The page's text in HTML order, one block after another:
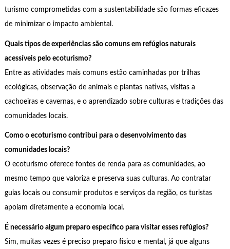
turismo comprometidas com a sustentabilidade são formas eficazes
de minimizar o impacto ambiental.
Quais tipos de experiências são comuns em refúgios naturais
acessíveis pelo ecoturismo?
Entre as atividades mais comuns estão caminhadas por trilhas
ecológicas, observação de animais e plantas nativas, visitas a
cachoeiras e cavernas, e o aprendizado sobre culturas e tradições das
comunidades locais.
Como o ecoturismo contribui para o desenvolvimento das
comunidades locais?
O ecoturismo oferece fontes de renda para as comunidades, ao
mesmo tempo que valoriza e preserva suas culturas. Ao contratar
guias locais ou consumir produtos e serviços da região, os turistas
apoiam diretamente a economia local.
É necessário algum preparo específico para visitar esses refúgios?
Sim, muitas vezes é preciso preparo físico e mental, já que alguns